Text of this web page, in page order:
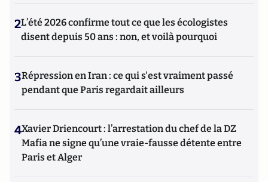
2L’été 2026 confirme tout ce que les écologistes
disent depuis 50 ans : non, et voilà pourquoi
3Répression en Iran : ce qui s'est vraiment passé
pendant que Paris regardait ailleurs
4Xavier Driencourt : l’arrestation du chef de la DZ
Mafia ne signe qu’une vraie-fausse détente entre
Paris et Alger